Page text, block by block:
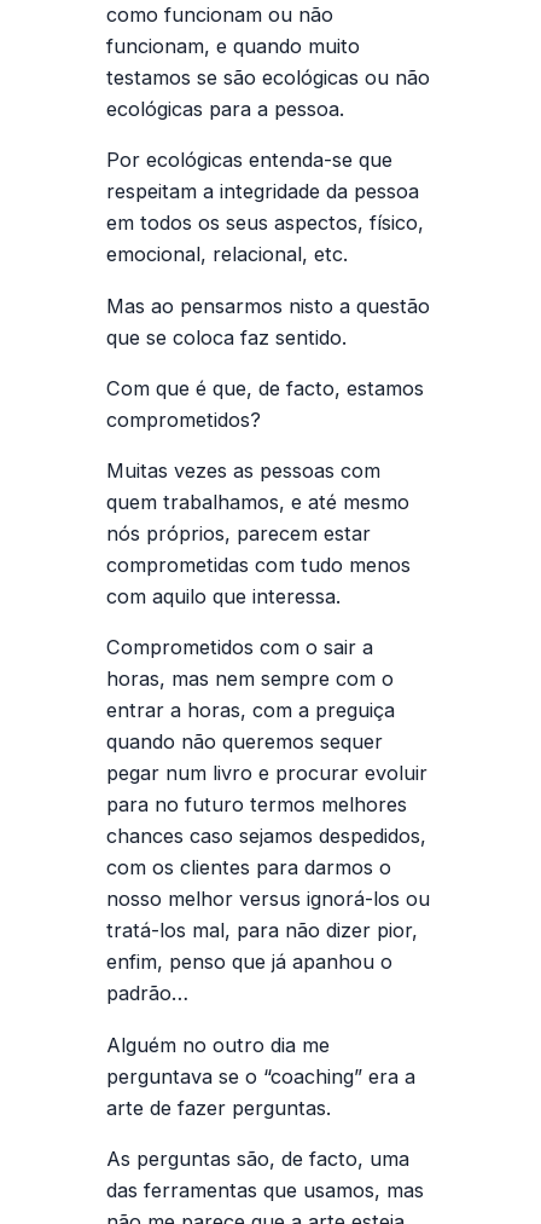
como funcionam ou não
funcionam, e quando muito
testamos se são ecológicas ou não
ecológicas para a pessoa.
Por ecológicas entenda-se que
respeitam a integridade da pessoa
em todos os seus aspectos, físico,
emocional, relacional, etc.
Mas ao pensarmos nisto a questão
que se coloca faz sentido.
Com que é que, de facto, estamos
comprometidos?
Muitas vezes as pessoas com
quem trabalhamos, e até mesmo
nós próprios, parecem estar
comprometidas com tudo menos
com aquilo que interessa.
Comprometidos com o sair a
horas, mas nem sempre com o
entrar a horas, com a preguiça
quando não queremos sequer
pegar num livro e procurar evoluir
para no futuro termos melhores
chances caso sejamos despedidos,
com os clientes para darmos o
nosso melhor versus ignorá-los ou
tratá-los mal, para não dizer pior,
enfim, penso que já apanhou o
padrão…
Alguém no outro dia me
perguntava se o “coaching” era a
arte de fazer perguntas.
As perguntas são, de facto, uma
das ferramentas que usamos, mas